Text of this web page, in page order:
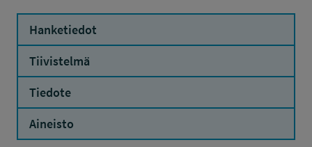
Hanketiedot
Tiivistelmä
Tiedote
Aineisto